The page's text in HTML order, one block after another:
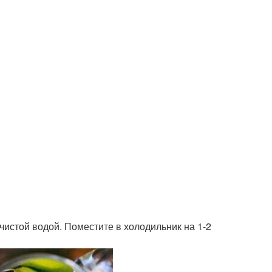
водой. Поместите в холодильник на 1-2